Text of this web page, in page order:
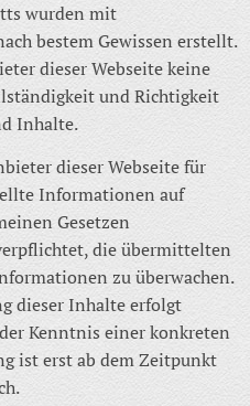
wurden mit
bestem Gewissen erstellt.
dieser Webseite keine
und Richtigkeit
Inhalte.
dieser Webseite für
Informationen auf
Gesetzen
die übermittelten
zu überwachen.
dieser Inhalte erfolgt
Kenntnis einer konkreten
ist erst ab dem Zeitpunkt